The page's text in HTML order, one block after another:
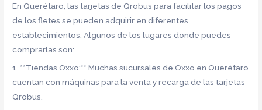
En Querétaro, las tarjetas de Qrobus para facilitar los pagos
de los fletes se pueden adquirir en diferentes
establecimientos. Algunos de los lugares donde puedes
comprarlas son:
1. **Tiendas Oxxo:** Muchas sucursales de Oxxo en Querétaro
cuentan con máquinas para la venta y recarga de las tarjetas
Qrobus.